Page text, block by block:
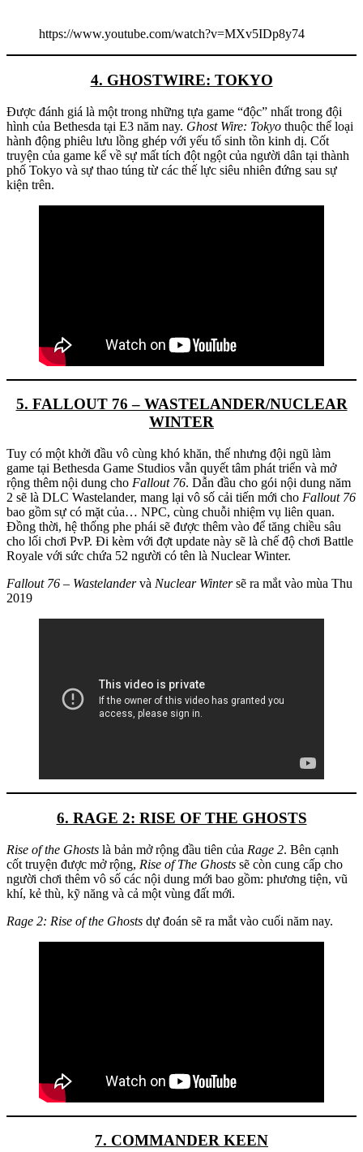
https://www.youtube.com/watch?v=MXv5IDp8y74
4. GHOSTWIRE: TOKYO
Được đánh giá là một trong những tựa game “độc” nhất trong đội
hình của Bethesda tại E3 năm nay. Ghost Wire: Tokyo thuộc thể loại
hành động phiêu lưu lồng ghép với yếu tố sinh tồn kinh dị. Cốt
truyện của game kể về sự mất tích đột ngột của người dân tại thành
phố Tokyo và sự thao túng từ các thế lực siêu nhiên đứng sau sự
kiện trên.
5. FALLOUT 76 – WASTELANDER/NUCLEAR
WINTER
Tuy có một khởi đầu vô cùng khó khăn, thế nhưng đội ngũ làm
game tại Bethesda Game Studios vẫn quyết tâm phát triển và mở
rộng thêm nội dung cho Fallout 76. Dẫn đầu cho gói nội dung năm
2 sẽ là DLC Wastelander, mang lại vô số cải tiến mới cho Fallout 76
bao gồm sự có mặt của… NPC, cùng chuỗi nhiệm vụ liên quan.
Đồng thời, hệ thống phe phái sẽ được thêm vào để tăng chiều sâu
cho lối chơi PvP. Đi kèm với đợt update này sẽ là chế độ chơi Battle
Royale với sức chứa 52 người có tên là Nuclear Winter.
Fallout 76 – Wastelandervà Nuclear Wintersẽ ra mắt vào mùa Thu
2019
6. RAGE 2: RISE OF THE GHOSTS
Rise of the Ghosts là bản mở rộng đầu tiên của Rage 2. Bên cạnh
cốt truyện được mở rộng, Rise of The Ghosts sẽ còn cung cấp cho
người chơi thêm vô số các nội dung mới bao gồm: phương tiện, vũ
khí, kẻ thù, kỹ năng và cả một vùng đất mới.
Rage 2: Rise of the Ghosts dự đoán sẽ ra mắt vào cuối năm nay.
7. COMMANDER KEEN